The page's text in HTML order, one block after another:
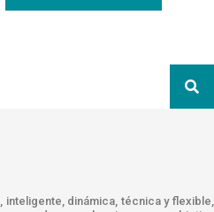
inteligente, dinámica, técnica y flexible,